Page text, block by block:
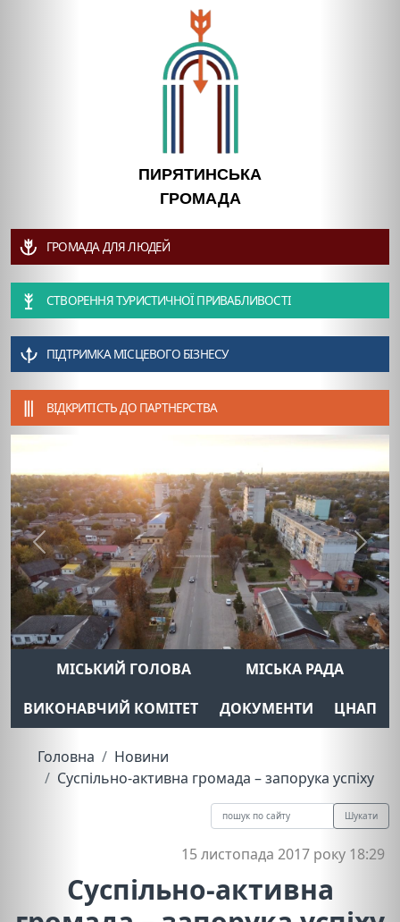
ПИРЯТИНСЬКА
ГРОМАДА
ГРОМАДА ДЛЯ ЛЮДЕЙ
СТВОРЕННЯ ТУРИСТИЧНОЇ ПРИВАБЛИВОСТІ
ПІДТРИМКА МІСЦЕВОГО БІЗНЕСУ
ВІДКРИТІСТЬ ДО ПАРТНЕРСТВА
Previous Next
МІСЬКИЙ ГОЛОВА
МІСЬКА РАДА
ВИКОНАВЧИЙ КОМІТЕТ
ДОКУМЕНТИ ЦНАП
Головна
Новини
Суспільно-активна громада – запорука успіху
Шукати
15 листопада 2017 року 18:29
Суспільно-активна